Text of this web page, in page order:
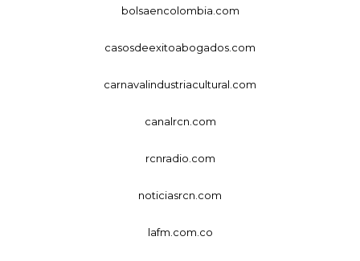
bolsaencolombia.com
casosdeexitoabogados.com
carnavalindustriacultural.com
canalrcn.com
rcnradio.com
noticiasrcn.com
lafm.com.co